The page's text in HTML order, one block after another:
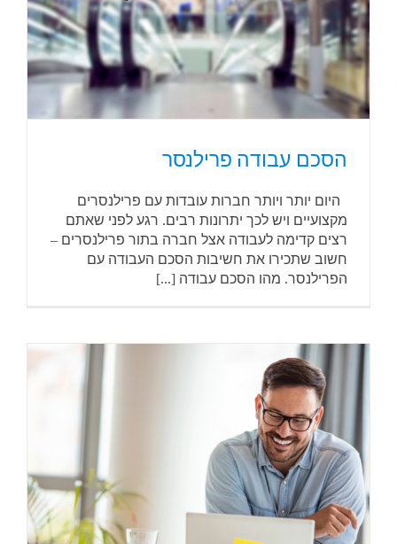
הסכם עבודה פרילנסר
היום יותר ויותר חברות עובדות עם פרילנסרים
מקצועיים ויש לכך יתרונות רבים. רגע לפני שאתם
רצים קדימה לעבודה אצל חברה בתור פרילנסרים –
חשוב שתכירו את חשיבות הסכם העבודה עם
הפרילנסר. מהו הסכם עבודה [...]